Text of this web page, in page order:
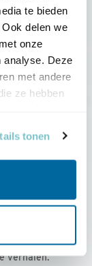
te bieden
delen we
onze
analyse. Deze
met andere
ze hebben
tonen
per jaar
met
verhalen.